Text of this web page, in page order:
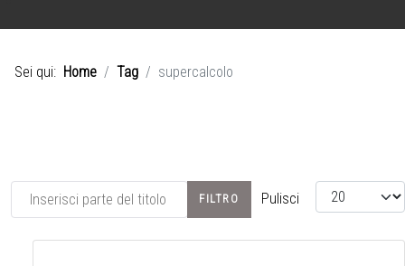
Sei qui: Home Tag supercalcolo
Inserisci parte del titolo FILTRO Pulisci Visualizza #